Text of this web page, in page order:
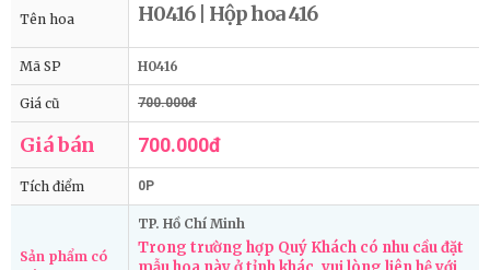
Tên hoa H0416 | Hộp hoa 416
Mã SP H0416
Giá cũ 700.000đ
Giá bán 700.000đ
Tích điểm 0P
Sản phẩm có
TP. Hồ Chí Minh
Trong trường hợp Quý Khách có nhu cầu đặt